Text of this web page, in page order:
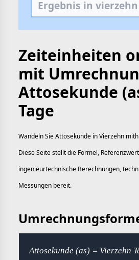
Zeiteinheiten
mit
Attosekunde
Tage
Wandeln Sie Attosekunde in Vierzehn
Diese Seite stellt die Formel,
ingenieurtechnische Berechnungen,
Messungen bereit.
Attosekunde (as) = Vierzehn